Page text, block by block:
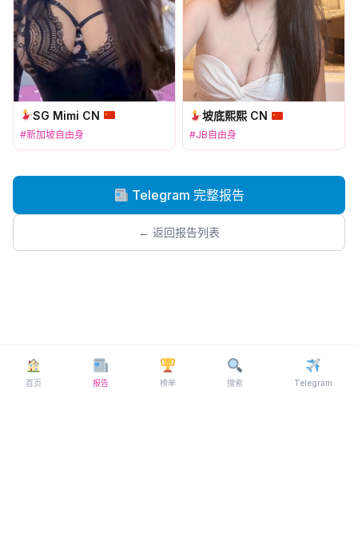
SG Mimi CN
#新加坡自由身
坡底熙熙 CN
#JB自由身
Telegram 完整报告
← 返回报告列表
首页 报告 榜单 搜索 Telegram